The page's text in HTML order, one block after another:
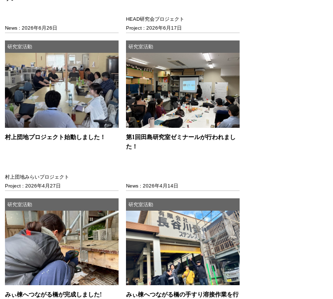
News : 2026年6月26日
HEAD研究会プロジェクト
Project : 2026年6月17日
研究室活動
村上団地プロジェクト始動しました！
村上団地みらいプロジェクト
Project : 2026年4月27日
研究室活動
第1回田島研究室ゼミナールが行われまし
た！
News : 2026年4月14日
研究室活動
みぃ棟へつながる橋が完成しました!
研究室活動
みぃ棟へつながる橋の手すり溶接作業を行